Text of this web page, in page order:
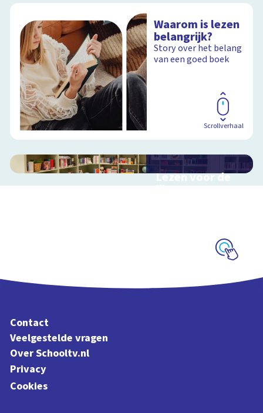
Waarom is lezen
belangrijk?
Story over het belang
van een goed boek
Scrollverhaal
Lezen voor de
lijst
Contact
Veelgestelde vragen
Over Schooltv.nl
Privacy
Cookies